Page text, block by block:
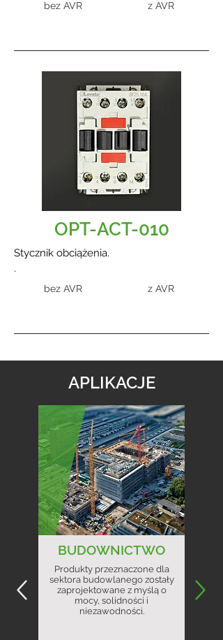
bez AVR z AVR
OPT-ACT-010
Stycznik obciążenia.
.
bez AVR z AVR
APLIKACJE
BUDOWNICTWO
Produkty przeznaczone dla
sektora budowlanego zostały
zaprojektowane z myślą o
mocy, solidności i
niezawodności.